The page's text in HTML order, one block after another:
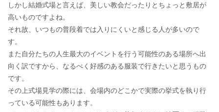
しかし結婚式場と言えば、美しい教会だったりとちょっと敷居が
高いものですよね。
それ故、いつもの普段着では入りにくいと感じる人が多いので
す。
また自分たちの人生最大のイベントを行う可能性のある場所へ出
向く訳ですから、なるべく好感のある服装で行きたいと思うもの
です。
その上式場見学の際には、会場内のどこかで実際の挙式を執り行
っている可能性もあります。